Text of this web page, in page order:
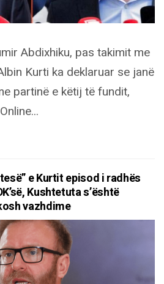
Abdixhiku, pas takimit me
Kurti ka deklaruar se janë
partinë e këtij të fundit,
e Kurtit episod i radhës
Kushtetuta s’është
vazhdime